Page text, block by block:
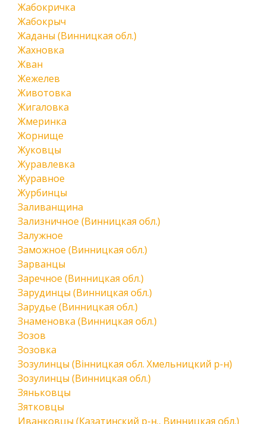
Жабокричка
Жабокрыч
Жаданы (Винницкая обл.)
Жахновка
Жван
Жежелев
Животовка
Жигаловка
Жмеринка
Жорнище
Жуковцы
Журавлевка
Журавное
Журбинцы
Заливанщина
Зализничное (Винницкая обл.)
Залужное
Заможное (Винницкая обл.)
Зарванцы
Заречное (Винницкая обл.)
Зарудинцы (Винницкая обл.)
Зарудье (Винницкая обл.)
Знаменовка (Винницкая обл.)
Зозов
Зозовка
Зозулинцы (Вінницкая обл. Хмельницкий р-н)
Зозулинцы (Винницкая обл.)
Зяньковцы
Зятковцы
Иванковцы (Казатинский р-н., Винницкая обл.)